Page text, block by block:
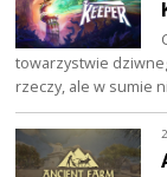
towarzystwie
rzeczy, ale w sumie